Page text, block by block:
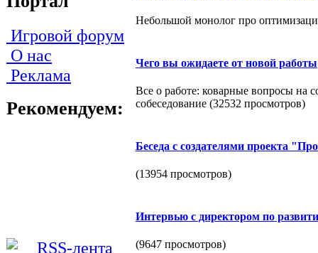
Игровой форум
О нас
Реклама
Рекомендуем:
Небольшой монолог про
Чего вы ожидаете от новой работы
Все о работе: коварные вопросы на
собеседование (32532 просмотров)
Беседа с создателями проекта
(13954 просмотров)
Интервью с директором по
(9647 просмотров)